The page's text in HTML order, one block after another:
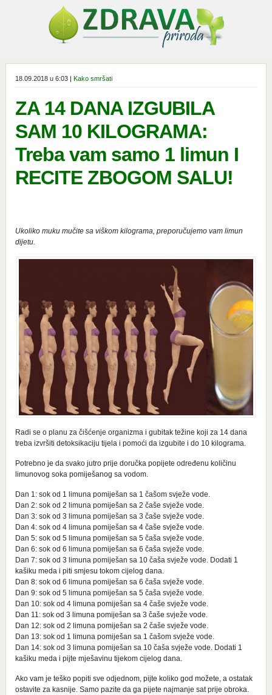
18.09.2018 u 6:03 | Kako smršati
ZA 14 DANA IZGUBILA
SAM 10 KILOGRAMA:
Treba vam samo 1 limun I
RECITE ZBOGOM SALU!
Ukoliko muku mučite sa viškom kilograma, preporučujemo vam limun
dijetu.
Radi se o planu za čišćenje organizma i gubitak težine koji za 14 dana
treba izvršiti detoksikaciju tijela i pomoći da izgubite i do 10 kilograma.
Potrebno je da svako jutro prije doručka popijete određenu količinu
limunovog soka pomiješanog sa vodom.
Dan 1: sok od 1 limuna pomiješan sa 1 čašom svježe vode.
Dan 2: sok od 2 limuna pomiješan sa 2 čaše svježe vode.
Dan 3: sok od 3 limuna pomiješan sa 3 čaše svježe vode.
Dan 4: sok od 4 limuna pomiješan sa 4 čaše svježe vode.
Dan 5: sok od 5 limuna pomiješan sa 5 čaša svježe vode.
Dan 6: sok od 6 limuna pomiješan sa 6 čaša svježe vode.
Dan 7: sok od 3 limuna pomiješan sa 10 čaša svježe vode. Dodati 1
kašiku meda i piti smjesu tokom cijelog dana.
Dan 8: sok od 6 limuna pomiješan sa 6 čaša svježe vode.
Dan 9: sok od 5 limuna pomiješan sa 5 čaša svježe vode.
Dan 10: sok od 4 limuna pomiješan sa 4 čaše svježe vode.
Dan 11: sok od 3 limuna pomiješan sa 3 čaše svježe vode.
Dan 12: sok od 2 limuna pomiješan sa 2 čaše svježe vode.
Dan 13: sok od 1 limuna pomiješan sa 1 čašom svježe vode.
Dan 14: sok od 3 limuna pomiješan sa 10 čaša svježe vode. Dodati 1
kašiku meda i pijte mješavinu tijekom cijelog dana.
Ako vam je teško popiti sve odjednom, pijte koliko god možete, a ostatak
ostavite za kasnije. Samo pazite da ga pijete najmanje sat prije obroka.